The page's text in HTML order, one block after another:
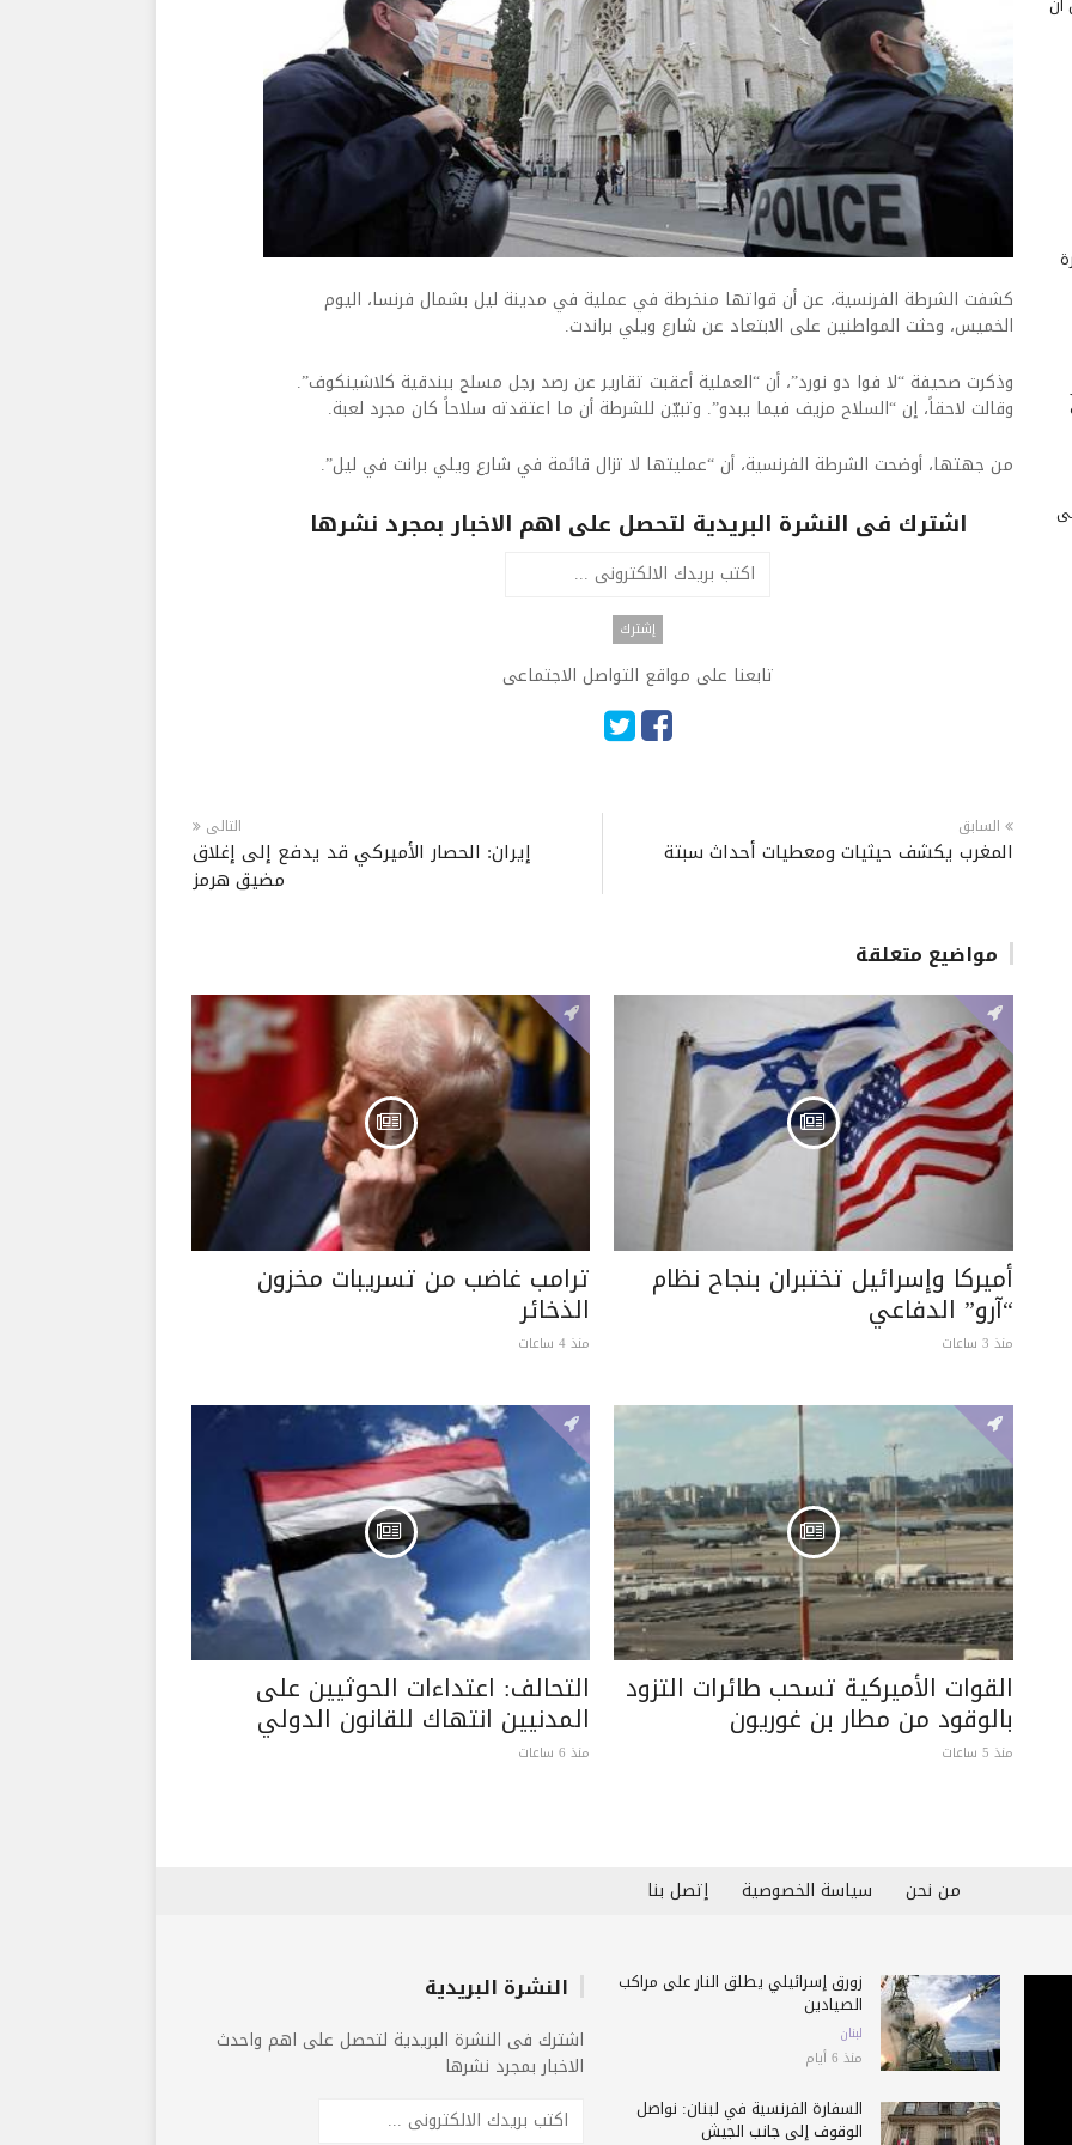
كشفت الشرطة الفرنسية، عن أن قواتها منخرطة في عملية في مدينة ليل بشمال فرنسا، اليوم
الخميس، وحثت المواطنين على الابتعاد عن شارع ويلي براندت.
وذكرت صحيفة “لا فوا دو نورد”، أن “العملية أعقبت تقارير عن رصد رجل مسلح ببندقية كلاشينكوف”.
وقالت لاحقاً، إن “السلاح مزيف فيما يبدو”. وتبيّن للشرطة أن ما اعتقدته سلاحاً كان مجرد لعبة.
من جهتها، أوضحت الشرطة الفرنسية، أن “عمليتها لا تزال قائمة في شارع ويلي برانت في ليل”.​
اشترك فى النشرة البريدية لتحصل على اهم الاخبار بمجرد نشرها
تابعنا على مواقع التواصل الاجتماعى
السابق
المغرب يكشف حيثيات ومعطيات أحداث سبتة
التالى
إيران: الحصار الأميركي قد يدفع إلى إغلاق
مضيق هرمز
مواضيع متعلقة
أميركا وإسرائيل تختبران بنجاح نظام
“آرو” الدفاعي
منذ 3 ساعات
ترامب غاضب من تسريبات مخزون
الذخائر
منذ 4 ساعات
القوات الأميركية تسحب طائرات التزود
بالوقود من مطار بن غوريون
منذ 5 ساعات
التحالف: اعتداءات الحوثيين على
المدنيين انتهاك للقانون الدولي
منذ 6 ساعات
من نحن سياسة الخصوصية إتصل بنا
زورق إسرائيلي يطلق النار على مراكب
الصيادين
لبنان
منذ 6 أيام
السفارة الفرنسية في لبنان: نواصل
الوقوف إلى جانب الجيش
النشرة البريدية
اشترك فى النشرة البريدية لتحصل على اهم واحدث
الاخبار بمجرد نشرها